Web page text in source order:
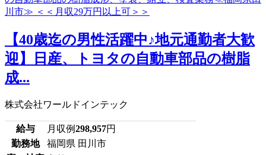
【40歳迄の男性活躍中♪地元通勤者大歓
迎】日産、トヨタの自動車部品の樹脂
成...
株式会社ワールドインテック
給与 月収例298,957円
勤務地
福岡県 田川市